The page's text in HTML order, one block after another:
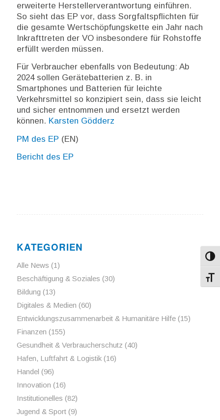
erweiterte Herstellerverantwortung einführen.
So sieht das EP vor, dass Sorgfaltspflichten für
die gesamte Wertschöpfungskette ein Jahr nach
Inkrafttreten der VO insbesondere für Rohstoffe
erfüllt werden müssen.
Für Verbraucher ebenfalls von Bedeutung: Ab
2024 sollen Gerätebatterien z. B. in
Smartphones und Batterien für leichte
Verkehrsmittel so konzipiert sein, dass sie leicht
und sicher entnommen und ersetzt werden
können. Karsten Gödderz
PM des EP (EN)
Bericht des EP
KATEGORIEN
Alle News (1)
Beschäftigung & Soziales (30)
Bildung (13)
Digitales & Medien (60)
Entwicklungszusammenarbeit & Humanitäre Hilfe(15)
Finanzen (155)
Gesundheit & Verbraucherschutz (40)
Hafen, Luftfahrt & Logistik(16)
Handel (96)
Innovation (16)
Institutionelles (82)
Jugend & Sport(9)